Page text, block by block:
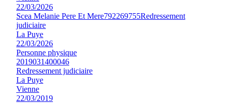
22/03/2026
Scea Melanie Pere Et Mere792269755Redressement
judiciaire
La Puye
22/03/2026
Personne physique
2019031400046
Redressement judiciaire
La Puye
Vienne
22/03/2019